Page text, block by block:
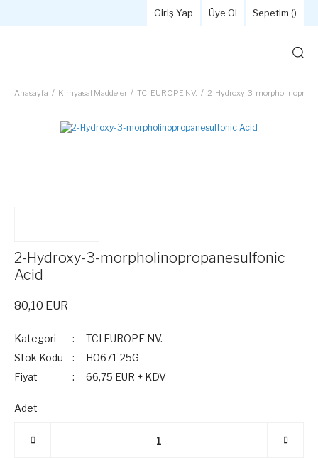
Giriş Yap Üye Ol Sepetim ()
Anasayfa Kimyasal Maddeler TCI EUROPE NV. 2-Hydroxy-3-
2-Hydroxy-3-morpholinopropanesulfonic
Acid
80,10 EUR
Kategori
TCI EUROPE NV.
Stok Kodu
H0671-25G
Fiyat
66,75 EUR + KDV
Adet